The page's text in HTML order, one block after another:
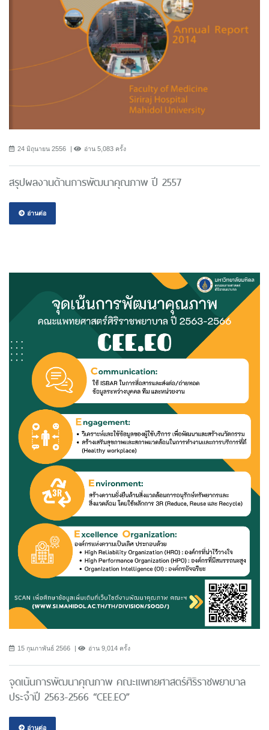
24 มิถุนายน 2556 อ่าน 5,083 ครั้ง
สรุปผลงานด้านการพัฒนาคุณภาพ ปี 2557
อ่านต่อ
15 กุมภาพันธ์ 2566 อ่าน 9,014 ครั้ง
จุดเน้นการพัฒนาคุณภาพ คณะแพทยศาสตร์ศิริราชพยาบาล
ประจำปี 2563-2566 “CEE.EO”
อ่านต่อ